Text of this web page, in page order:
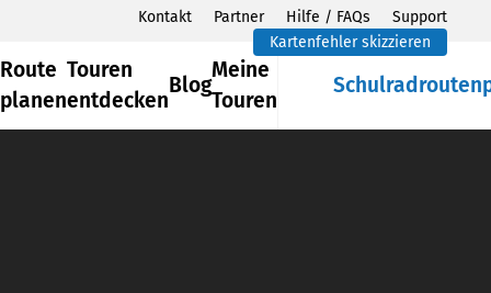
Kontakt Partner Hilfe / FAQs
Support
Kartenfehler skizzieren
Route
planen
Touren
entdecken
Blog
Meine
Touren